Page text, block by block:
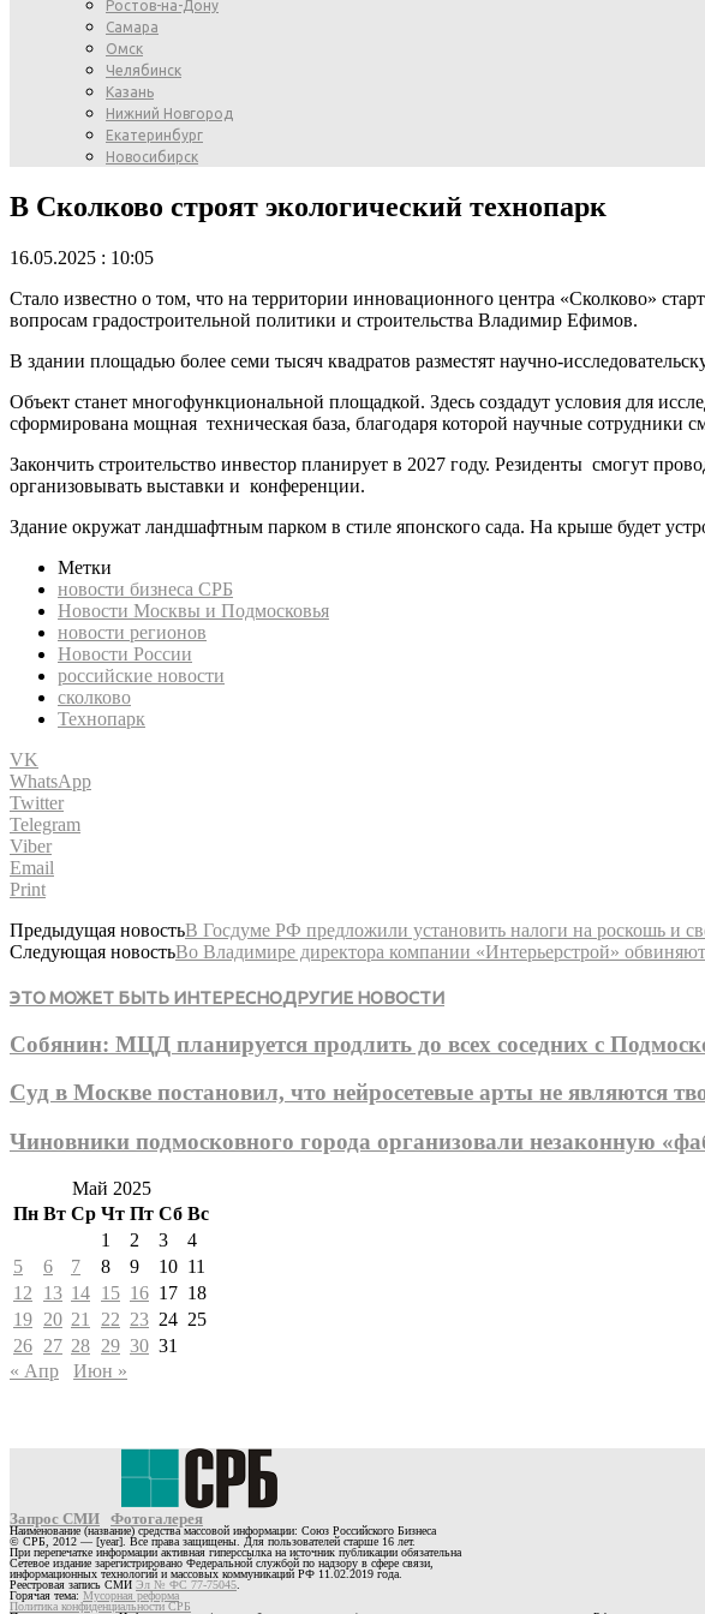
Ростов-на-Дону
Самара
Омск
Челябинск
Казань
Нижний Новгород
Екатеринбург
Новосибирск
В Сколково строят экологический технопарк
16.05.2025 : 10:05
Стало известно о том, что на территории инновационного центра «Сколково»
вопросам градостроительной политики и строительства Владимир Ефимов.
В здании площадью более семи тысяч квадратов разместят научно-
Объект станет многофункциональной площадкой. Здесь создадут условия для
сформирована мощная техническая база, благодаря которой научные сотрудники
Закончить строительство инвестор планирует в 2027 году. Резиденты смогут
организовывать выставки и конференции.
Здание окружат ландшафтным парком в стиле японского сада. На крыше будет
Метки
новости бизнеса СРБ
Новости Москвы и Подмосковья
новости регионов
Новости России
российские новости
сколково
Технопарк
VK
WhatsApp
Twitter
Telegram
Viber
Email
Print
Предыдущая новостьВ Госдуме РФ предложили установить налоги на роскошь и
Следующая новостьВо Владимире директора компании «Интерьерстрой»
ЭТО МОЖЕТ БЫТЬ ИНТЕРЕСНОДРУГИЕ НОВОСТИ
Собянин: МЦД планируется продлить до всех соседних с
Суд в Москве постановил, что нейросетевые арты не являются
Чиновники подмосковного города организовали незаконную
Май 2025
Пн Вт Ср Чт Пт Сб Вс
1
2 3
4
5
6 7 8 9 10 11
12
13 14 15 16 17 18
19 20 21 22 23 24 25
26 27 28 29 30 31
« Апр
Июн »
Запрос СМИ Фотогалерея
Наименование (название) средства массовой информации: Союз Российского Бизнеса
© СРБ, 2012 — [year]. Все права защищены. Для пользователей старше 16 лет.
При перепечатке информации активная гиперссылка на источник публикации обязательна
Сетевое издание зарегистрировано Федеральной службой по надзору в сфере связи,
информационных технологий и массовых коммуникаций РФ 11.02.2019 года.
Реестровая запись СМИ Эл № ФС 77-75045
Горячая тема: Мусорная реформа
Политика конфиденциальности СРБ